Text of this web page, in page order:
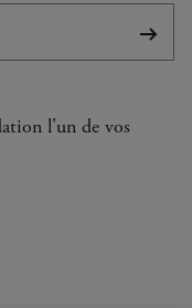
l'un de vos